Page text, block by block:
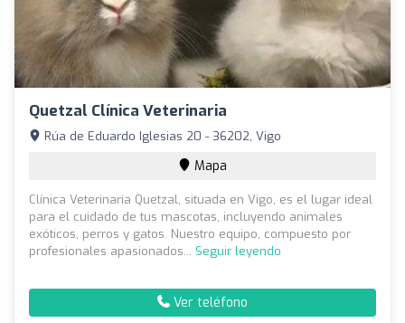
Quetzal Clínica Veterinaria
Rúa de Eduardo Iglesias 20 - 36202, Vigo
Mapa
Clínica Veterinaria Quetzal, situada en Vigo, es el lugar ideal
para el cuidado de tus mascotas, incluyendo animales
exóticos, perros y gatos. Nuestro equipo, compuesto por
profesionales apasionados... Seguir leyendo
Ver teléfono